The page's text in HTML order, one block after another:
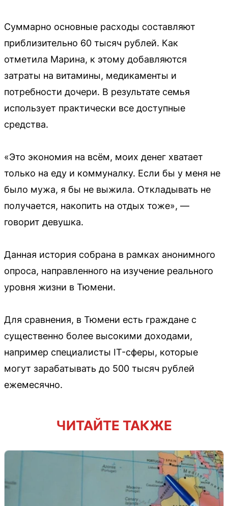
Суммарно основные расходы составляют
приблизительно 60 тысяч рублей. Как
отметила Марина, к этому добавляются
затраты на витамины, медикаменты и
потребности дочери. В результате семья
использует практически все доступные
средства.
«Это экономия на всём, моих денег хватает
только на еду и коммуналку. Если бы у меня не
было мужа, я бы не выжила. Откладывать не
получается, накопить на отдых тоже», —
говорит девушка.
Данная история собрана в рамках анонимного
опроса, направленного на изучение реального
уровня жизни в Тюмени.
Для сравнения, в Тюмени есть граждане с
существенно более высокими доходами,
например специалисты IT-сферы, которые
могут зарабатывать до 500 тысяч рублей
ежемесячно.
ЧИТАЙТЕ ТАКЖЕ